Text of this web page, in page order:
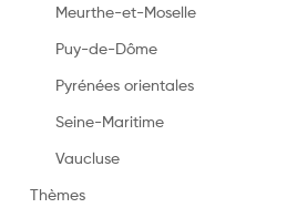
Meurthe-et-Moselle
Puy-de-Dôme
Pyrénées orientales
Seine-Maritime
Vaucluse
Thèmes